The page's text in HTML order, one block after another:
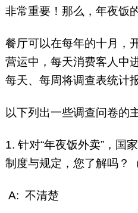
非常重要！那么，年夜饭
餐厅可以在每年的十月，
营运中，每天消费客人中
每天、每周将调查表统计
以下列出一些调查问卷的
1. 针对“年夜饭外卖”，国
制度与规定，您了解吗？
A: 不清楚